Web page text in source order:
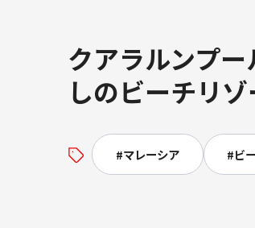
クアラルンプ
しのビーチリ
#マレーシア #ビ